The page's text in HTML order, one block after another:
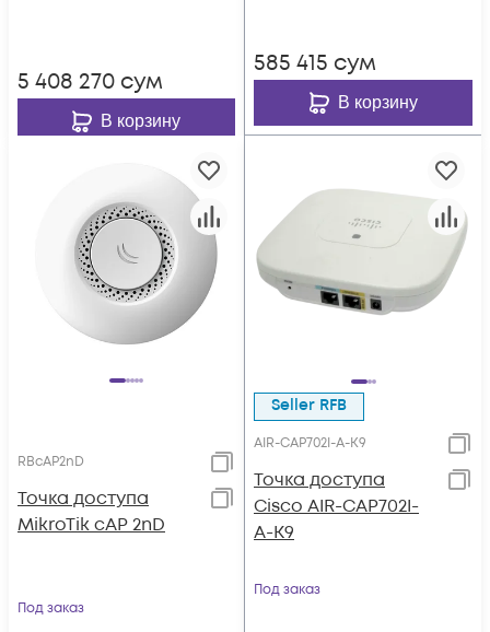
5 408 270 сум
В корзину
585 415 сум
В корзину
RBcAP2nD
Точка доступа
MikroTik cAP 2nD
Под заказ
Seller RFB
AIR-CAP702I-A-K9
Точка доступа
Cisco AIR-CAP702I-
A-K9
Под заказ